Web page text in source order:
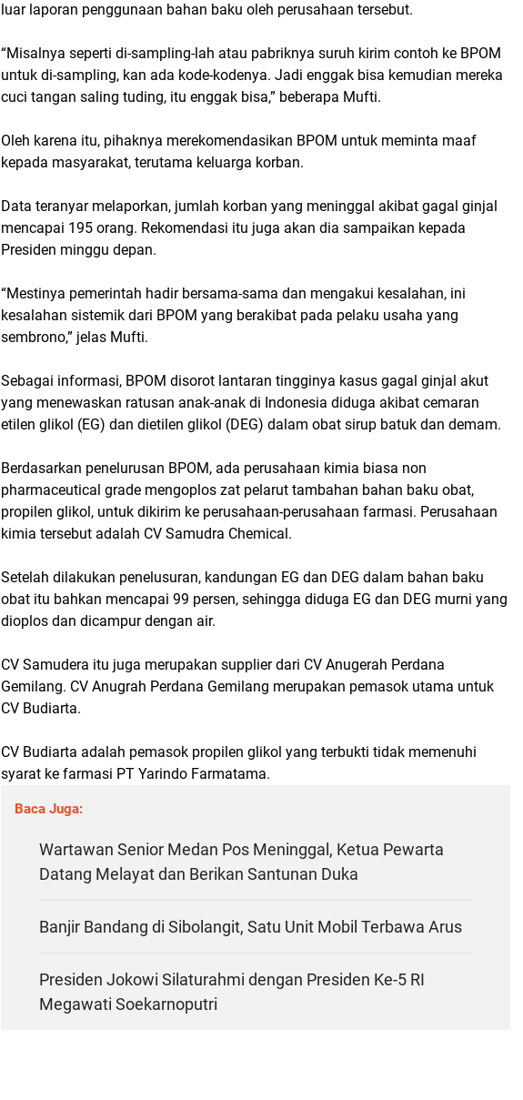
luar laporan penggunaan bahan baku oleh perusahaan tersebut.
“Misalnya seperti di-sampling-lah atau pabriknya suruh kirim contoh ke BPOM
untuk di-sampling, kan ada kode-kodenya. Jadi enggak bisa kemudian mereka
cuci tangan saling tuding, itu enggak bisa,” beberapa Mufti.
Oleh karena itu, pihaknya merekomendasikan BPOM untuk meminta maaf
kepada masyarakat, terutama keluarga korban.
Data teranyar melaporkan, jumlah korban yang meninggal akibat gagal ginjal
mencapai 195 orang. Rekomendasi itu juga akan dia sampaikan kepada
Presiden minggu depan.
“Mestinya pemerintah hadir bersama-sama dan mengakui kesalahan, ini
kesalahan sistemik dari BPOM yang berakibat pada pelaku usaha yang
sembrono,” jelas Mufti.
Sebagai informasi, BPOM disorot lantaran tingginya kasus gagal ginjal akut
yang menewaskan ratusan anak-anak di Indonesia diduga akibat cemaran
etilen glikol (EG) dan dietilen glikol (DEG) dalam obat sirup batuk dan demam.
Berdasarkan penelurusan BPOM, ada perusahaan kimia biasa non
pharmaceutical grade mengoplos zat pelarut tambahan bahan baku obat,
propilen glikol, untuk dikirim ke perusahaan-perusahaan farmasi. Perusahaan
kimia tersebut adalah CV Samudra Chemical.
Setelah dilakukan penelusuran, kandungan EG dan DEG dalam bahan baku
obat itu bahkan mencapai 99 persen, sehingga diduga EG dan DEG murni yang
dioplos dan dicampur dengan air.
CV Samudera itu juga merupakan supplier dari CV Anugerah Perdana
Gemilang. CV Anugrah Perdana Gemilang merupakan pemasok utama untuk
CV Budiarta.
CV Budiarta adalah pemasok propilen glikol yang terbukti tidak memenuhi
syarat ke farmasi PT Yarindo Farmatama.
Baca Juga:
Wartawan Senior Medan Pos Meninggal, Ketua Pewarta
Datang Melayat dan Berikan Santunan Duka
Banjir Bandang di Sibolangit, Satu Unit Mobil Terbawa Arus
Presiden Jokowi Silaturahmi dengan Presiden Ke-5 RI
Megawati Soekarnoputri